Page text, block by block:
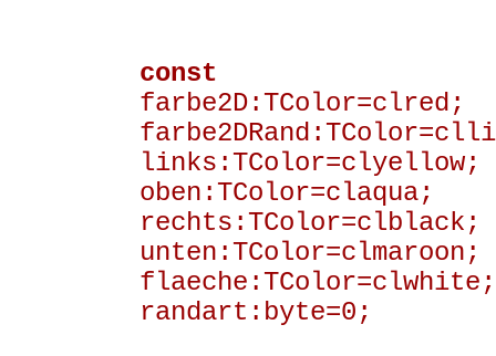
const
farbe2D:TColor=clred;
links:TColor=clyellow;
oben:TColor=claqua;
rechts:TColor=clblack;
unten:TColor=clmaroon;
flaeche:TColor=clwhite;
randart:byte=0;